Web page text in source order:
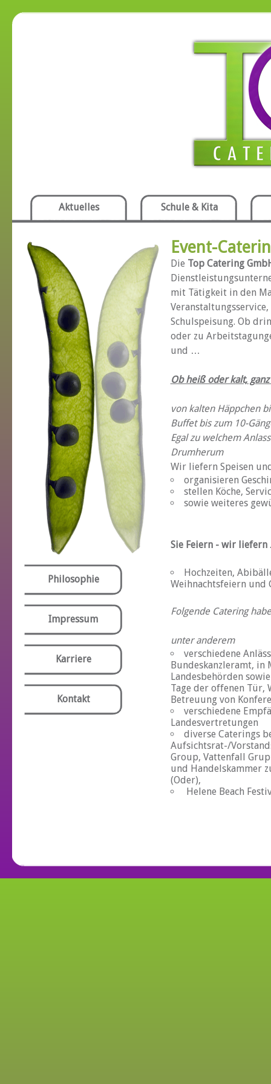
Aktuelles Schule & Kita
Philosophie
Impressum
Karriere
Kontakt
Event-
Die Top Catering
mit Tätigkeit in den
Schulspeisung. Ob
oder zu
und …
Ob heiß oder kalt,
von kalten Häppchen
Buffet bis zum 10-
Egal zu welchem
Drumherum
Wir liefern Speisen
organisieren
stellen Köche,
sowie weiteres
Sie Feiern - wir liefern
Hochzeiten,
Weihnachtsfeiern und
Folgende Catering
unter anderem
verschiedene
Bundeskanzleramt,
Landesbehörden
Tage der offenen Tür,
Betreuung von
verschiedene
Landesvertretungen
diverse Caterings
Aufsichtsrat-/
Group, Vattenfall
und Handelskammer
(Oder),
Helene Beach